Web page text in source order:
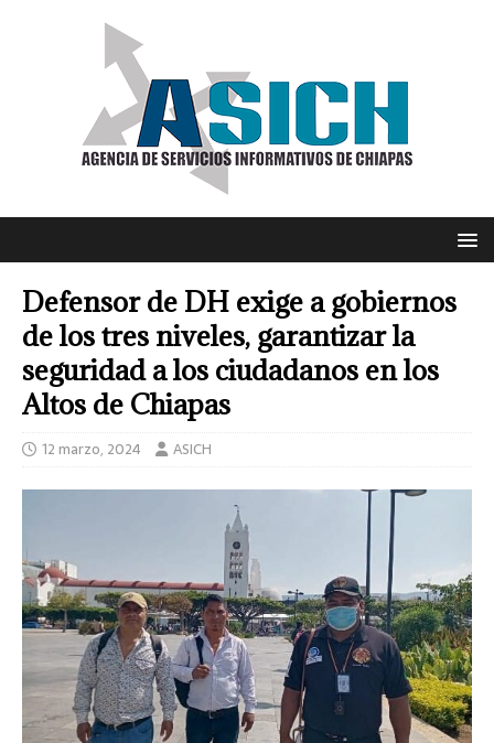
Defensor de DH exige a gobiernos
de los tres niveles, garantizar la
seguridad a los ciudadanos en los
Altos de Chiapas
12 marzo, 2024 ASICH